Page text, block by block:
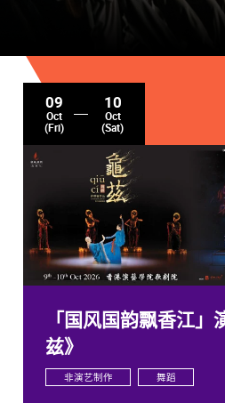
09
Oct
(Fri)
10
Oct
(Sat)
「国风国韵飘香江」
兹》
非演艺制作 舞蹈